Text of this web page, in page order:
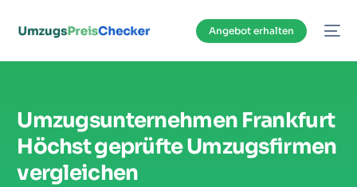
Angebot erhalten
Umzugsunternehmen Frankfurt
Höchst geprüfte Umzugsfirmen
vergleichen